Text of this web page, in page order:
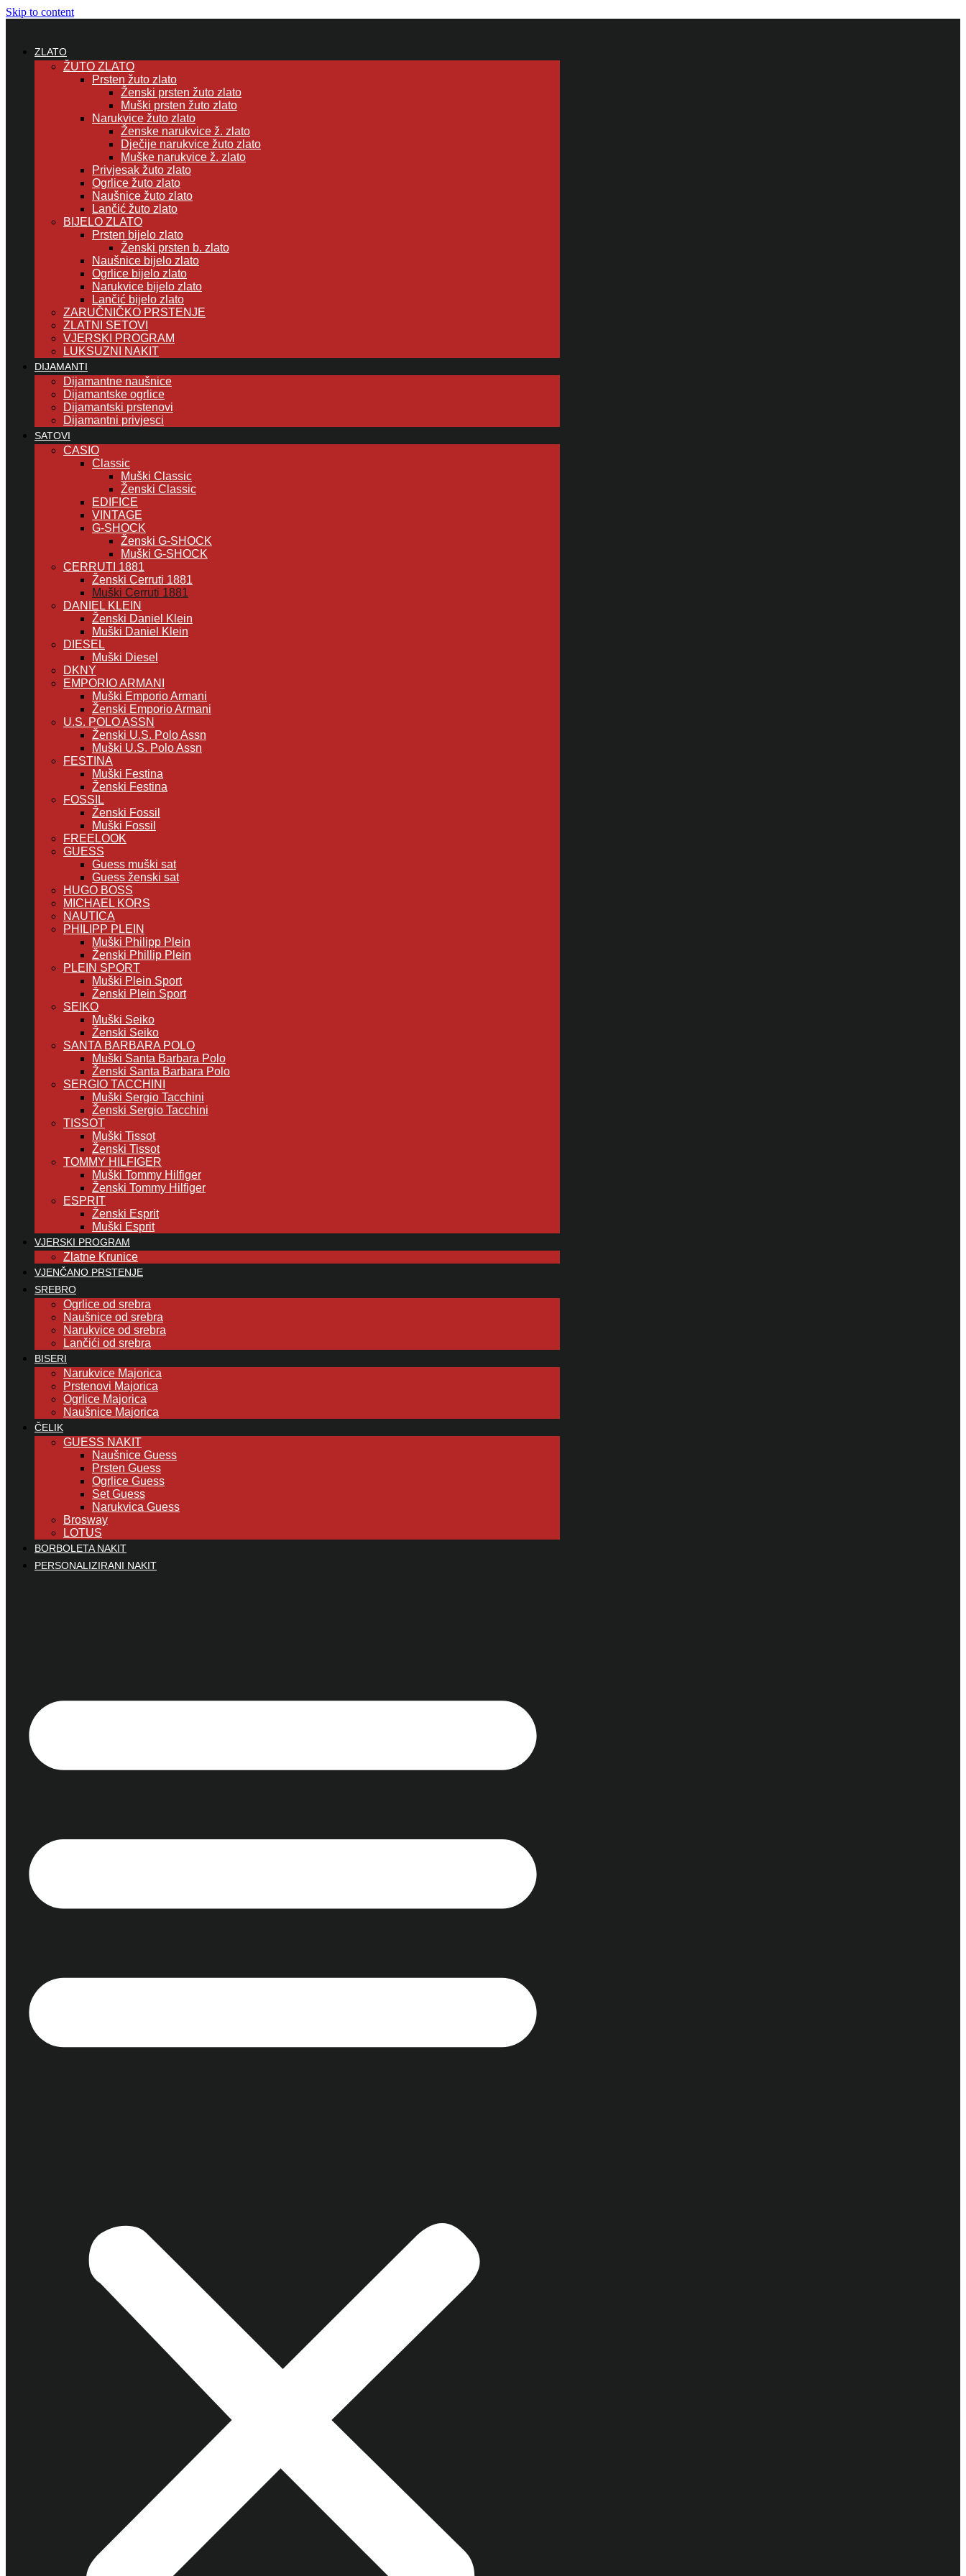
Skip to content
ZLATO
ŽUTO ZLATO
Prsten žuto zlato
Ženski prsten žuto zlato
Muški prsten žuto zlato
Narukvice žuto zlato
Ženske narukvice ž. zlato
Dječije narukvice žuto zlato
Muške narukvice ž. zlato
Privjesak žuto zlato
Ogrlice žuto zlato
Naušnice žuto zlato
Lančić žuto zlato
BIJELO ZLATO
Prsten bijelo zlato
Ženski prsten b. zlato
Naušnice bijelo zlato
Ogrlice bijelo zlato
Narukvice bijelo zlato
Lančić bijelo zlato
ZARUČNIČKO PRSTENJE
ZLATNI SETOVI
VJERSKI PROGRAM
LUKSUZNI NAKIT
DIJAMANTI
Dijamantne naušnice
Dijamantske ogrlice
Dijamantski prstenovi
Dijamantni privjesci
SATOVI
CASIO
Classic
Muški Classic
Ženski Classic
EDIFICE
VINTAGE
G-SHOCK
Ženski G-SHOCK
Muški G-SHOCK
CERRUTI 1881
Ženski Cerruti 1881
Muški Cerruti 1881
DANIEL KLEIN
Ženski Daniel Klein
Muški Daniel Klein
DIESEL
Muški Diesel
DKNY
EMPORIO ARMANI
Muški Emporio Armani
Ženski Emporio Armani
U.S. POLO ASSN
Ženski U.S. Polo Assn
Muški U.S. Polo Assn
FESTINA
Muški Festina
Ženski Festina
FOSSIL
Ženski Fossil
Muški Fossil
FREELOOK
GUESS
Guess muški sat
Guess ženski sat
HUGO BOSS
MICHAEL KORS
NAUTICA
PHILIPP PLEIN
Muški Philipp Plein
Ženski Phillip Plein
PLEIN SPORT
Muški Plein Sport
Ženski Plein Sport
SEIKO
Muški Seiko
Ženski Seiko
SANTA BARBARA POLO
Muški Santa Barbara Polo
Ženski Santa Barbara Polo
SERGIO TACCHINI
Muški Sergio Tacchini
Ženski Sergio Tacchini
TISSOT
Muški Tissot
Ženski Tissot
TOMMY HILFIGER
Muški Tommy Hilfiger
Ženski Tommy Hilfiger
ESPRIT
Ženski Esprit
Muški Esprit
VJERSKI PROGRAM
Zlatne Krunice
VJENČANO PRSTENJE
SREBRO
Ogrlice od srebra
Naušnice od srebra
Narukvice od srebra
Lančići od srebra
BISERI
Narukvice Majorica
Prstenovi Majorica
Ogrlice Majorica
Naušnice Majorica
ČELIK
GUESS NAKIT
Naušnice Guess
Prsten Guess
Ogrlice Guess
Set Guess
Narukvica Guess
Brosway
LOTUS
BORBOLETA NAKIT
PERSONALIZIRANI NAKIT